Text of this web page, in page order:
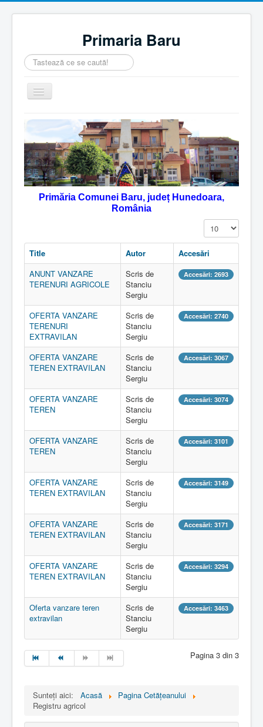
Primaria Baru
Căutare
...
Comută
navigarea
Home
Despre noi
Noutăţi
Contact
Servicii Online
Primăria Comunei Baru, județ Hunedoara,
România
Afișare #
Title Autor
Accesări
ANUNT VANZARE
TERENURI AGRICOLE
Scris de
Stanciu
Sergiu
Accesări: 2693
OFERTA VANZARE
TERENURI
EXTRAVILAN
Scris de
Stanciu
Sergiu
Accesări: 2740
OFERTA VANZARE
TEREN EXTRAVILAN
Scris de
Stanciu
Sergiu
Accesări: 3067
OFERTA VANZARE
TEREN
Scris de
Stanciu
Sergiu
Accesări: 3074
OFERTA VANZARE
TEREN
Scris de
Stanciu
Sergiu
Accesări: 3101
OFERTA VANZARE
TEREN EXTRAVILAN
Scris de
Stanciu
Sergiu
Accesări: 3149
OFERTA VANZARE
TEREN EXTRAVILAN
Scris de
Stanciu
Sergiu
Accesări: 3171
OFERTA VANZARE
TEREN EXTRAVILAN
Scris de
Stanciu
Sergiu
Accesări: 3294
Oferta vanzare teren
extravilan
Scris de
Stanciu
Sergiu
Accesări: 3463
Pagina 3 din 3
Sunteți aici: Acasă
Pagina Cetăţeanului
Registru agricol